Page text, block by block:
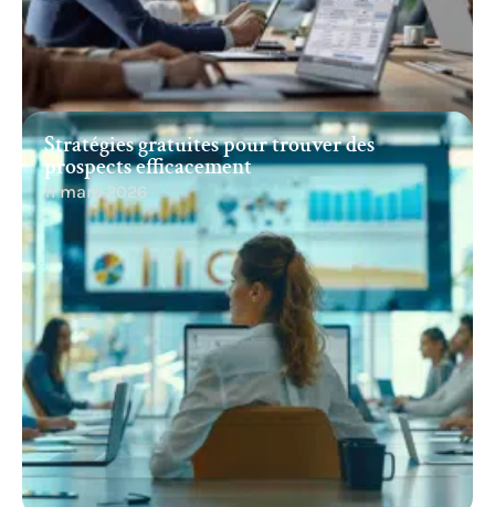
Stratégies gratuites pour trouver des
prospects efficacement
11 mars 2026
Recherche